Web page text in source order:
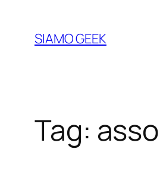
contenuto
SIAMO GEEK
Tag: